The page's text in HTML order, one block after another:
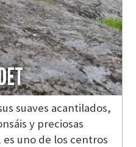
suaves acantilados,
y preciosas
uno de los centros